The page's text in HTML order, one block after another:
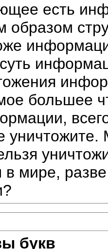
есть
образом
большее
мире,
букв